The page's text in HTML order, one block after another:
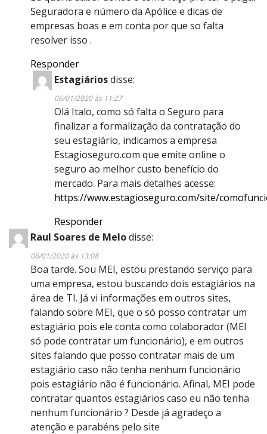
Seguradora e número da Apólice e dicas de
empresas boas e em conta por que so falta
resolver isso .
Responder
Estagiáriosdisse:
06/01/2020 às 11:27
Olá Italo, como só falta o Seguro para
finalizar a formalização da contratação do
seu estagiário, indicamos a empresa
Estagioseguro.com que emite online o
seguro ao melhor custo benefício do
mercado. Para mais detalhes acesse:
https://www.estagioseguro.com/site/
Responder
Raul Soares de Melodisse:
06/01/2020 às 13:08
Boa tarde. Sou MEI, estou prestando serviço para
uma empresa, estou buscando dois estagiários na
área de TI. Já vi informações em outros sites,
falando sobre MEI, que o só posso contratar um
estagiário pois ele conta como colaborador (MEI
só pode contratar um funcionário), e em outros
sites falando que posso contratar mais de um
estagiário caso não tenha nenhum funcionário
pois estagiário não é funcionário. Afinal, MEI pode
contratar quantos estagiários caso eu não tenha
nenhum funcionário ? Desde já agradeço a
atenção e parabéns pelo site